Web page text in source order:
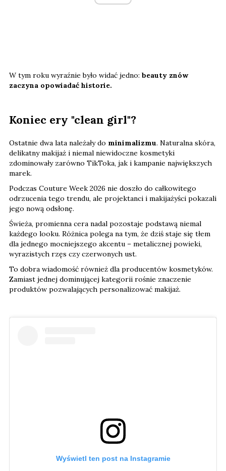
W tym roku wyraźnie było widać jedno: beauty znów
zaczyna opowiadać historie.
Koniec ery "clean girl"?
Ostatnie dwa lata należały do minimalizmu. Naturalna skóra,
delikatny makijaż i niemal niewidoczne kosmetyki
zdominowały zarówno TikToka, jak i kampanie największych
marek.
Podczas Couture Week 2026 nie doszło do całkowitego
odrzucenia tego trendu, ale projektanci i makijażyści pokazali
jego nową odsłonę.
Świeża, promienna cera nadal pozostaje podstawą niemal
każdego looku. Różnica polega na tym, że dziś staje się tłem
dla jednego mocniejszego akcentu – metalicznej powieki,
wyrazistych rzęs czy czerwonych ust.
To dobra wiadomość również dla producentów kosmetyków.
Zamiast jednej dominującej kategorii rośnie znaczenie
produktów pozwalających personalizować makijaż.
Wyświetl ten post na Instagramie